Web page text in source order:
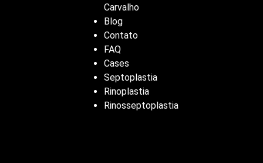
Carvalho
Blog
Contato
FAQ
Cases
Septoplastia
Rinoplastia
Rinosseptoplastia